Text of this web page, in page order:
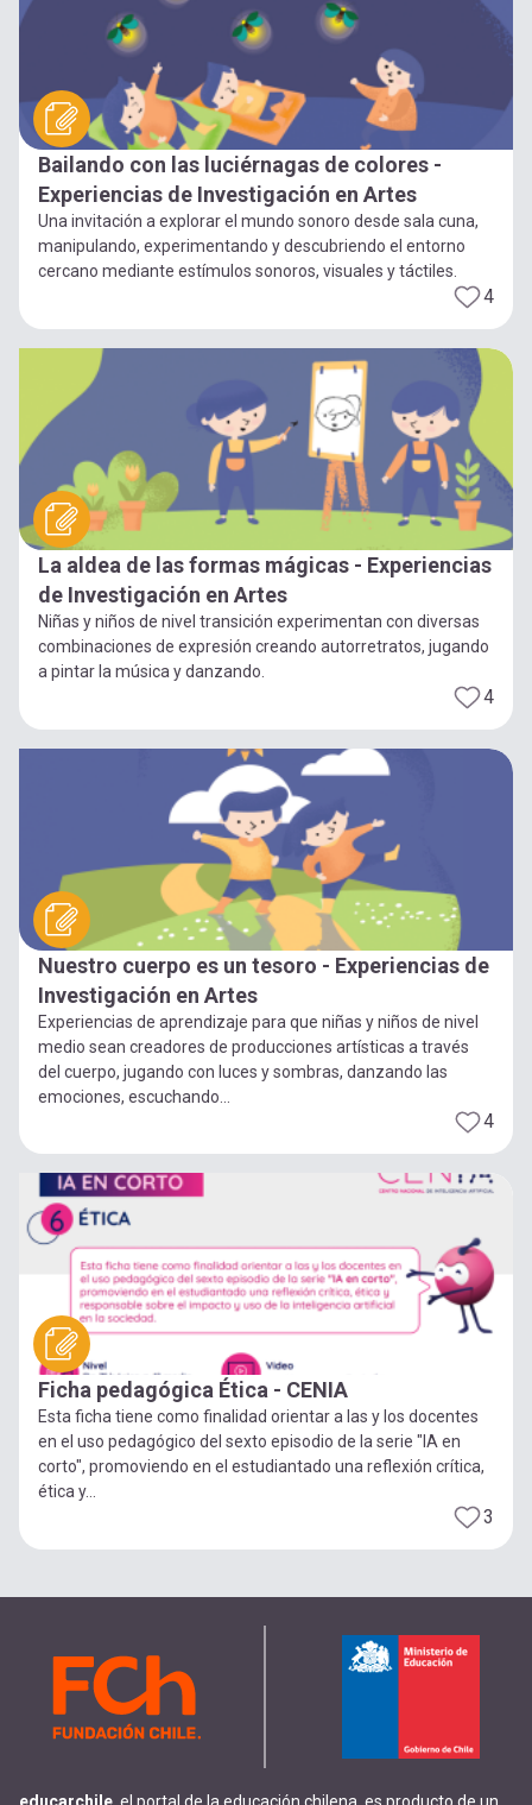
Bailando con las luciérnagas de colores -
Experiencias de Investigación en Artes
Una invitación a explorar el mundo sonoro desde sala cuna,
manipulando, experimentando y descubriendo el entorno
cercano mediante estímulos sonoros, visuales y táctiles.
4
La aldea de las formas mágicas - Experiencias
de Investigación en Artes
Niñas y niños de nivel transición experimentan con diversas
combinaciones de expresión creando autorretratos, jugando
a pintar la música y danzando.
4
Nuestro cuerpo es un tesoro - Experiencias de
Investigación en Artes
Experiencias de aprendizaje para que niñas y niños de nivel
medio sean creadores de producciones artísticas a través
del cuerpo, jugando con luces y sombras, danzando las
emociones, escuchando...
4
Ficha pedagógica Ética - CENIA
Esta ficha tiene como finalidad orientar a las y los docentes
en el uso pedagógico del sexto episodio de la serie "IA en
corto", promoviendo en el estudiantado una reflexión crítica,
ética y...
3